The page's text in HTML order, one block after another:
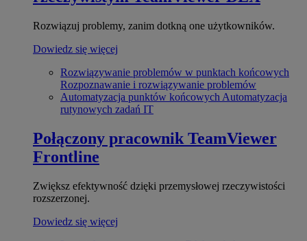
Rozwiązuj problemy, zanim dotkną one użytkowników.
Dowiedz się więcej
Rozwiązywanie problemów w punktach końcowych
Rozpoznawanie i rozwiązywanie problemów
Automatyzacja punktów końcowych Automatyzacja
rutynowych zadań IT
Połączony pracownik TeamViewer
Frontline
Zwiększ efektywność dzięki przemysłowej rzeczywistości
rozszerzonej.
Dowiedz się więcej